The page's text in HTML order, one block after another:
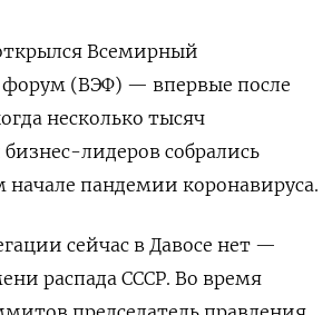
Всемирный
(ВЭФ) — впервые после
несколько тысяч
лидеров собрались
начале пандемии коронавируса.
сейчас в Давосе нет —
распада СССР. Во время